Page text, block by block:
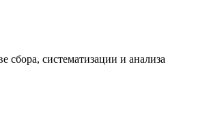
систематизации и анализа